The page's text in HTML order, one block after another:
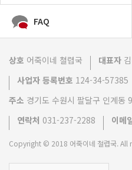
FAQ
상호 어죽이네 쳘렵국 대표자
사업자 등록번호 124-34-57385
주소 경기도 수원시 팔달구 인계동
연락처 031-237-2288 이메
Copyright © 2018 어죽이네 철렵국. All